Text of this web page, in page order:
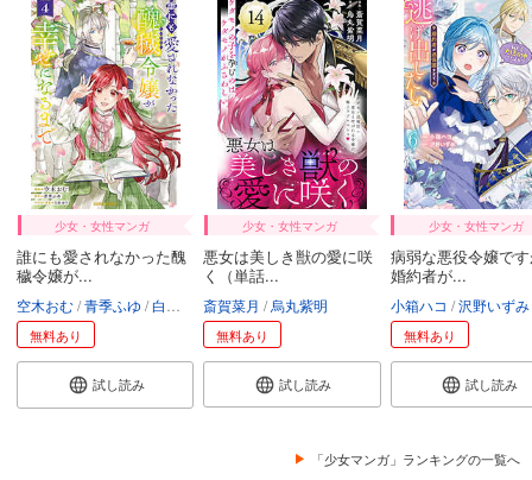
少女・女性マンガ
誰にも愛されなかった醜
穢令嬢が...
空木おむ 青季ふゆ 白谷ゆう
無料あり
試し読み
少女・女性マンガ
悪女は美しき獣の愛に咲
く（単話...
斎賀菜月 烏丸紫明
無料あり
試し読み
少女・女性マンガ
病弱な悪役令嬢で
婚約者が...
小箱ハコ 沢野いずみ
無料あり
試し読み
「少女マンガ」ランキングの一覧へ